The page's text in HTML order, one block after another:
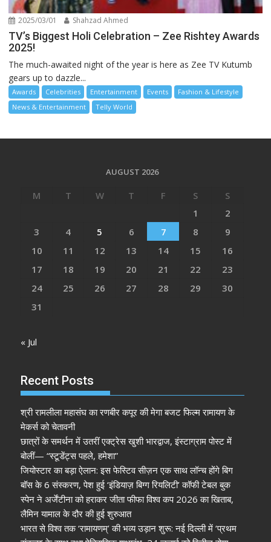
2025/03/01 Shahzad Ahmed
TV’s Biggest Holi Celebration – Zee Rishtey Awards
2025!
The much-awaited night of the year is here as Zee TV Kutumb
gears up to dazzle...
Awards Celebrities Entertainment Events
Fashion & Lifestyle
News & Entertainment
Telly World
AUGUST 2026
M T W T F S
S
1
2
3
4 5 6 7 8
9
10
11 12 13 14 15
16
17
18 19 20 21 22
23
24
25 26 27 28 29
30
31
« Jul
Recent Posts
श्री रामलीला महासंघ का रणबीर कपूर की मेगा बजट फिल्म रामायण के
मेकर्स को चेतावनी
छात्रों के समर्थन में उतरीं एक्ट्रेस खुशी भारद्वाज, इंस्टाग्राम पोस्ट में
बोलीं— “स्टूडेंट्स पहले, हमेशा”
जियोस्टार का बड़ा ऐलान: इस फेस्टिव सीज़न एक साथ लॉन्च होंगे बिग
बॉस के 6 संस्करण, पेश हुई ‘इंडियाज़ बिग्ग रियलिटी’ कॉफी टेबल बुक
स्पेन ने अर्जेंटीना को हराकर जीता फीफा विश्व कप 2026 का खिताब,
लैमिन यामाल के दौर की हुई शुरुआत
भारत से विश्व तक ‘रामायणम्’ की भव्य उड़ान शुरू: नई दिल्ली में ‘प्रथम